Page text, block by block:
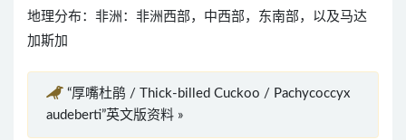
地理分布：非洲：非洲西部，中西部，东南部，以及马达
加斯加
“厚嘴杜鹃 / Thick-billed Cuckoo / Pachycoccyx
audeberti”英文版资料 »